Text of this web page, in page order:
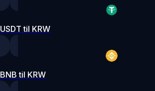
USDT til KRW
BNB til KRW